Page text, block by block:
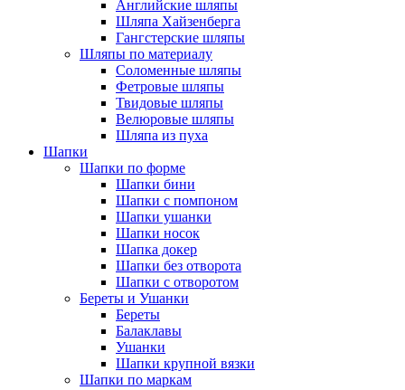
Английские шляпы
Шляпа Хайзенберга
Гангстерские шляпы
Шляпы по материалу
Соломенные шляпы
Фетровые шляпы
Твидовые шляпы
Велюровые шляпы
Шляпа из пуха
Шапки
Шапки по форме
Шапки бини
Шапки с помпоном
Шапки ушанки
Шапки носок
Шапка докер
Шапки без отворота
Шапки с отворотом
Береты и Ушанки
Береты
Балаклавы
Ушанки
Шапки крупной вязки
Шапки по маркам